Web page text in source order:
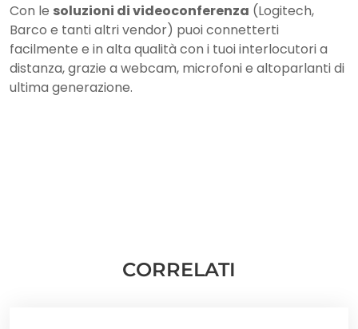
Con le soluzioni di videoconferenza (Logitech,
Barco e tanti altri vendor) puoi connetterti
facilmente e in alta qualità con i tuoi interlocutori a
distanza, grazie a webcam, microfoni e altoparlanti di
ultima generazione.
CORRELATI